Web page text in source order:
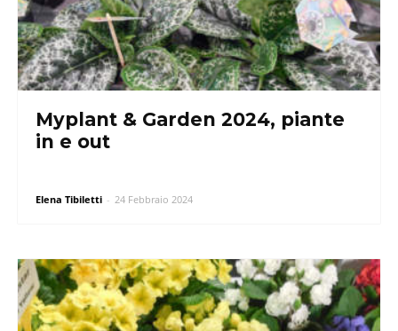
Myplant & Garden 2024, piante
in e out
Elena Tibiletti - 24 Febbraio 2024